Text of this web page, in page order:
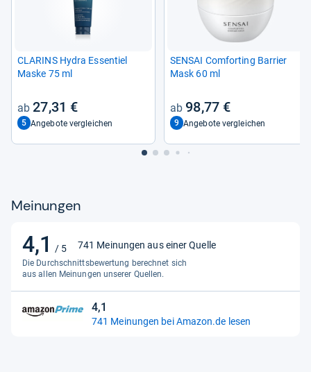
CLA­RINS Hydra Essen­tiel
Maske 75 ml
27,31 €
5 Angebote vergleichen
SEN­SAI Com­for­ting Bar­rier
Mask 60 ml
98,77 €
9 Angebote vergleichen
Meinungen
4,1 / 5
4,1
von
5
Sternen
741 Meinungen aus einer Quelle
Die Durchschnittsbewertung berechnet sich
aus allen Meinungen unserer Quellen.
4,1
4,1
von
741 Meinungen bei Amazon.de lesen